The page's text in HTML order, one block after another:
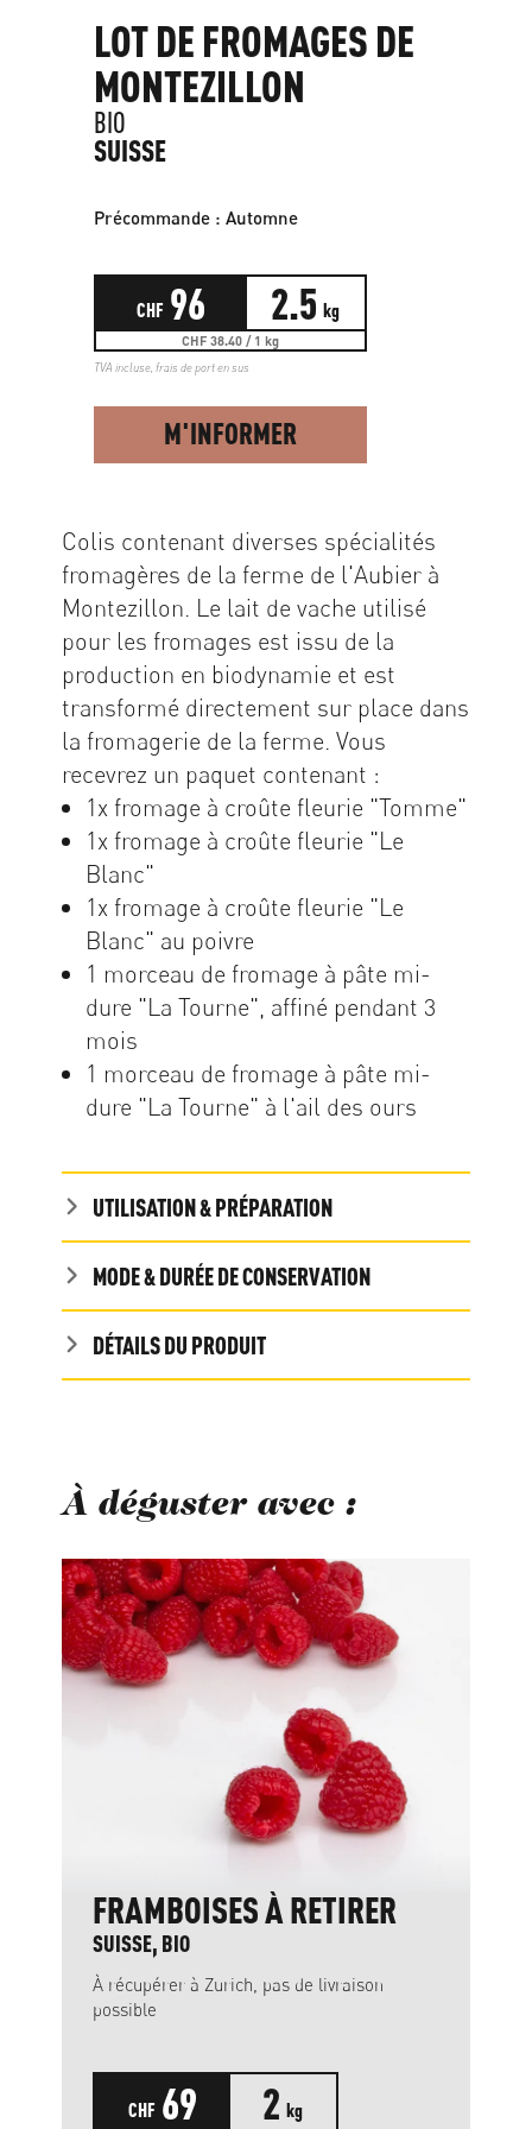
LOT DE FROMAGES DE
MONTEZILLON
BIO
SUISSE
Précommande : Automne
CHF 96 2.5 kg
CHF 38.40 / 1 kg
TVA incluse, frais de port en sus
M'INFORMER
Colis contenant diverses spécialités
fromagères de la ferme de l'Aubier à
Montezillon. Le lait de vache utilisé
pour les fromages est issu de la
production en biodynamie et est
transformé directement sur place dans
la fromagerie de la ferme. Vous
recevrez un paquet contenant :
1x fromage à croûte fleurie "Tomme"
1x fromage à croûte fleurie "Le
Blanc"
1x fromage à croûte fleurie "Le
Blanc" au poivre
1 morceau de fromage à pâte mi-
dure "La Tourne", affiné pendant 3
mois
1 morceau de fromage à pâte mi-
dure "La Tourne" à l'ail des ours
UTILISATION & PRÉPARATION
MODE & DURÉE DE CONSERVATION
DÉTAILS DU PRODUIT
À déguster avec :
Ignorer la galerie de produits
FRAMBOISES À RETIRER
SUISSE, BIO
À récupérer à Zurich, pas de livraison
possible
CHF 69 2 kg